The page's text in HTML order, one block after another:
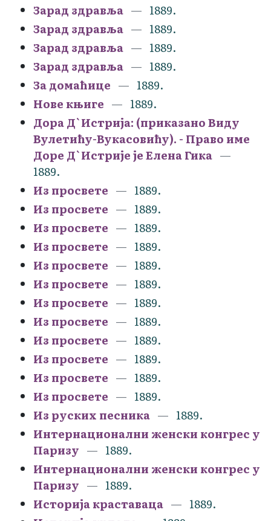
Зарад здравља
1889.
Зарад здравља
1889.
Зарад здравља
1889.
Зарад здравља
1889.
За домаћице
1889.
Нове књиге
1889.
Дора Д`Истрија: (приказано Виду
Вулетићу-Вукасовићу). - Право име
Доре Д`Истрије је Елена Гика
1889.
Из просвете
1889.
Из просвете
1889.
Из просвете
1889.
Из просвете
1889.
Из просвете
1889.
Из просвете
1889.
Из просвете
1889.
Из просвете
1889.
Из просвете
1889.
Из просвете
1889.
Из просвете
1889.
Из просвете
1889.
Из руских песника
1889.
Интернационални женски конгрес у
Паризу
1889.
Интернационални женски конгрес у
Паризу
1889.
Историја краставаца
1889.